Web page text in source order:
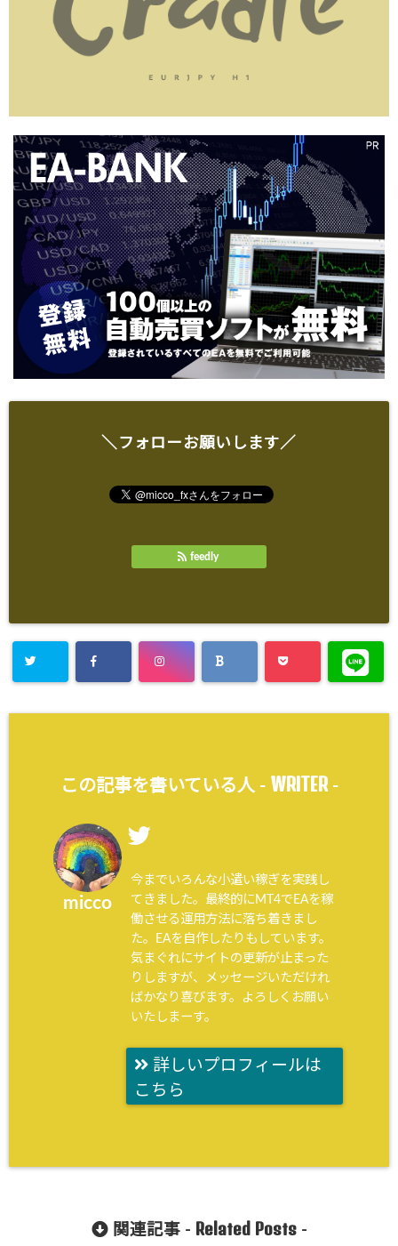
＼フォローお願いします／
feedly
この記事を書いている人 - WRITER-
micco
今までいろんな小遣い稼ぎを実践し
てきました。最終的にMT4でEAを稼
働させる運用方法に落ち着きまし
た。EAを自作したりもしています。
気まぐれにサイトの更新が止まった
りしますが、メッセージいただけれ
ばかなり喜びます。よろしくお願い
いたしまーす。
詳しいプロフィールは
こちら
関連記事 - Related Posts-